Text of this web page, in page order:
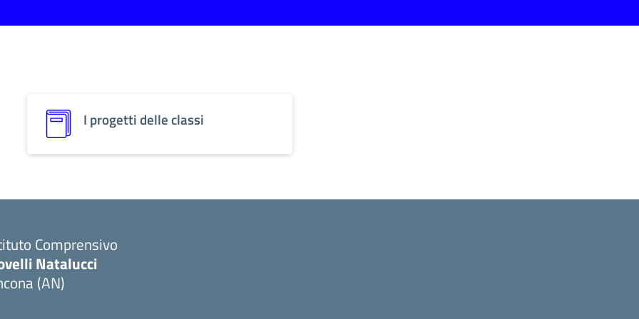
I progetti delle classi
Comprensivo
Natalucci
(AN)